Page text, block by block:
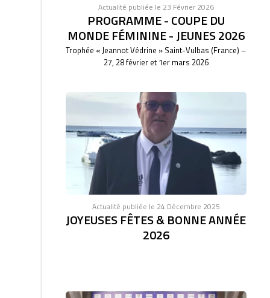
Actualité publiée le 23 Février 2026
PROGRAMME - COUPE DU
MONDE FÉMININE - JEUNES 2026
Trophée « Jeannot Védrine » Saint-Vulbas (France) –
27, 28 février et 1er mars 2026
Actualité publiée le 24 Décembre 2025
JOYEUSES FÊTES & BONNE ANNÉE
2026